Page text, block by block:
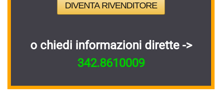
DIVENTA RIVENDITORE
o chiedi informazioni dirette ->
342.8610009